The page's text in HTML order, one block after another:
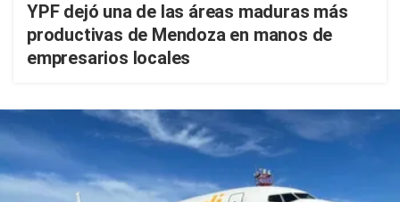
YPF dejó una de las áreas maduras más
productivas de Mendoza en manos de
empresarios locales